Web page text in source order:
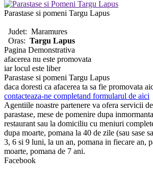
Parastase si pomeni Targu Lapus
Judet: Maramures
Oras: Targu Lapus
Pagina Demonstrativa
afacerea nu este promovata
iar locul este liber
Parastase si pomeni Targu Lapus
daca doresti ca afacerea ta sa fie promovata
contacteaza-ne completand formularul de aici
Agentiile noastre partenere va ofera servicii
parastase, mese de pomenire dupa
restaurant sau la domiciliu cu meniuri
dupa moarte, pomana la 40 de zile (sau sase
3, 6 si 9 luni, la un an, pomana in fiecare an,
moarte, pomana de 7 ani.
Facebook